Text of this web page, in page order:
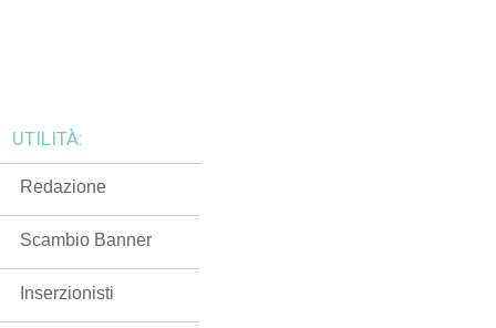
UTILITÀ:
Redazione
Scambio Banner
Inserzionisti